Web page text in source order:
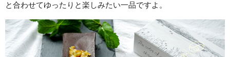
と合わせてゆったりと楽しみたい一品ですよ。